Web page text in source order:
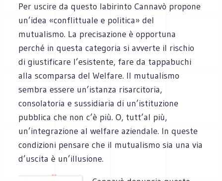
Per uscire da questo labirinto Cannavò propone
un’idea «conflittuale e politica» del
mutualismo. La precisazione è opportuna
perché in questa categoria si avverte il rischio
di giustificare l’esistente, fare da tappabuchi
alla scomparsa del Welfare. Il mutualismo
sembra essere un’istanza risarcitoria,
consolatoria e sussidiaria di un’istituzione
pubblica che non c’è più. O, tutt’al più,
un’integrazione al welfare aziendale. In queste
condizioni pensare che il mutualismo sia una via
d’uscita è un’illusione.